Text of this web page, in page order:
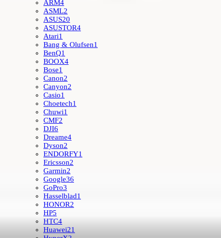
ARM4
ASML2
ASUS20
ASUSTOR4
Atari1
Bang & Olufsen1
BenQ1
BOOX4
Bose1
Canon2
Canyon2
Casio1
Choetech1
Chuwi1
CMF2
DJI6
Dreame4
Dyson2
ENDORFY1
Ericsson2
Garmin2
Google36
GoPro3
Hasselblad1
HONOR2
HP5
HTC4
Huawei21